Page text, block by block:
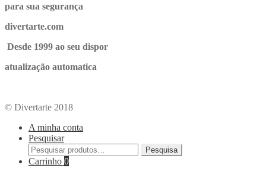
para sua segurança
divertarte.com
Desde 1999 ao seu dispor
atualização automatica
© Divertarte 2018
A minha conta
Pesquisar
Pesquisa
Carrinho 0